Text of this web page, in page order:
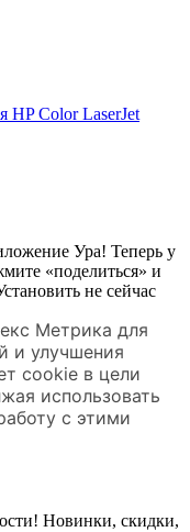
HP Color LaserJet
Ура! Теперь у
«поделиться» и
не сейчас
Метрика для
и улучшения
cookie в цели
использовать
с этими
Новинки, скидки,